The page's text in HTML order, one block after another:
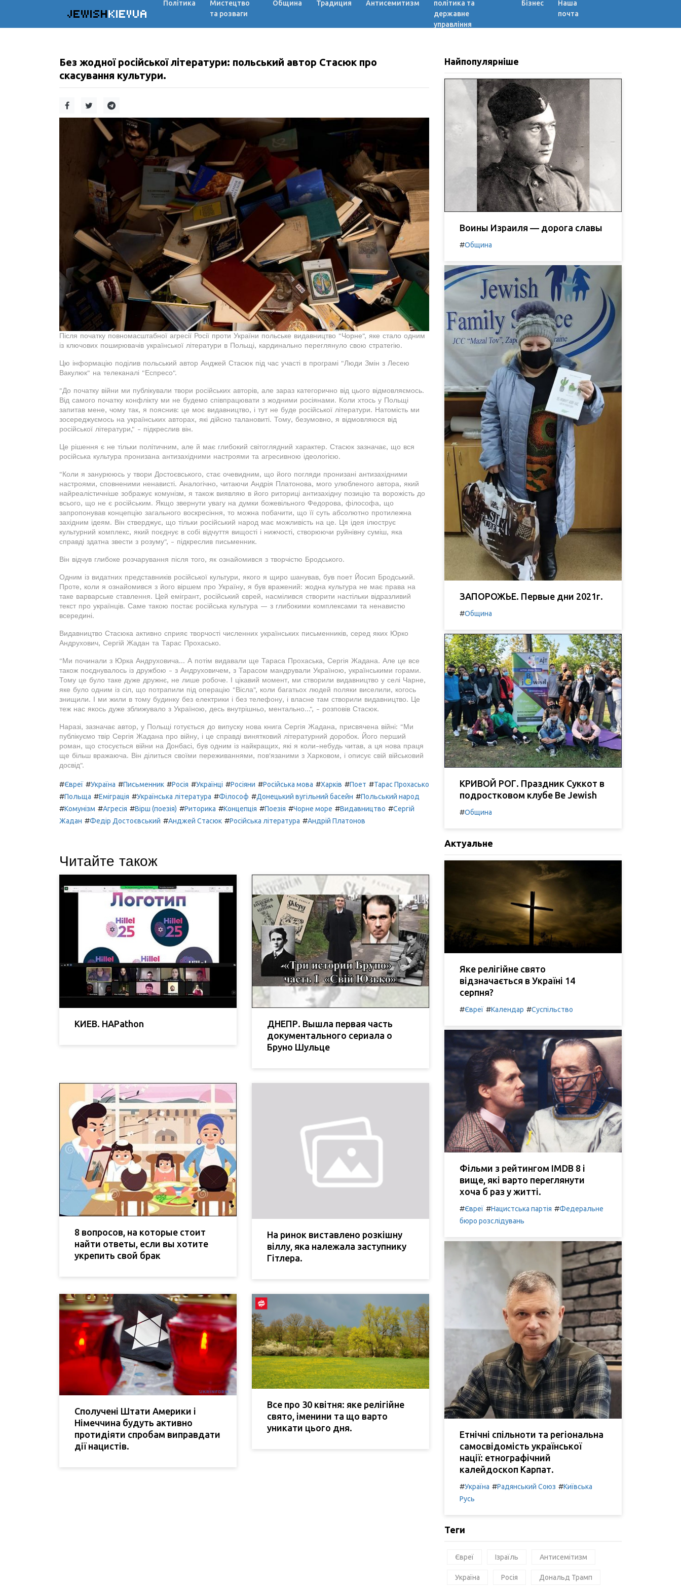
JEWISHKIEVUA
Політика
Мистецтво
та розваги
Община Традиция Антисемитизм
політика та
державне
управління
Бізнес
Наша
почта
Без жодної російської літератури: польський автор Стасюк про
скасування культури.
Після початку повномасштабної агресії Росії проти України польське видавництво "Чорне", яке стало одним
із ключових поширювачів української літератури в Польщі, кардинально переглянуло свою стратегію.
Цю інформацію поділив польський автор Анджей Стасюк під час участі в програмі "Люди Змін з Лесею
Вакулюк" на телеканалі "Еспресо".
"До початку війни ми публікували твори російських авторів, але зараз категорично від цього відмовляємось.
Від самого початку конфлікту ми не будемо співпрацювати з жодними росіянами. Коли хтось у Польщі
запитав мене, чому так, я пояснив: це моє видавництво, і тут не буде російської літератури. Натомість ми
зосереджуємось на українських авторах, які дійсно талановиті. Тому, безумовно, я відмовляюся від
російської літератури," - підкреслив він.
Це рішення є не тільки політичним, але й має глибокий світоглядний характер. Стасюк зазначає, що вся
російська культура пронизана антизахідними настроями та агресивною ідеологією.
"Коли я занурююсь у твори Достоєвського, стає очевидним, що його погляди пронизані антизахідними
настроями, сповненими ненависті. Аналогічно, читаючи Андрія Платонова, мого улюбленого автора, який
найреалістичніше зображує комунізм, я також виявляю в його риториці антизахідну позицію та ворожість до
всього, що не є російським. Якщо звернути увагу на думки божевільного Федорова, філософа, що
запропонував концепцію загального воскресіння, то можна побачити, що її суть абсолютно протилежна
західним ідеям. Він стверджує, що тільки російський народ має можливість на це. Ця ідея ілюструє
культурний комплекс, який поєднує в собі відчуття вищості і нижчості, створюючи руйнівну суміш, яка
справді здатна звести з розуму", - підкреслив письменник.
Він відчув глибоке розчарування після того, як ознайомився з творчістю Бродського.
Одним із видатних представників російської культури, якого я щиро шанував, був поет Йосип Бродський.
Проте, коли я ознайомився з його віршем про Україну, я був вражений: жодна культура не має права на
таке варварське ставлення. Цей емігрант, російський єврей, насмілився створити настільки відразливий
текст про українців. Саме такою постає російська культура — з глибокими комплексами та ненавистю
всередині.
Видавництво Стасюка активно сприяє творчості численних українських письменників, серед яких Юрко
Андрухович, Сергій Жадан та Тарас Прохасько.
"Ми починали з Юрка Андруховича... А потім видавали ще Тараса Прохаська, Сергія Жадана. Але це все
також поєднувалось із дружбою - з Андруховичем, з Тарасом мандрували Україною, українськими горами.
Тому це було таке дуже дружнє, не лише робоче. І цікавий момент, ми створили видавництво у селі Чарне,
яке було одним із сіл, що потрапили під операцію "Вісла", коли багатьох людей поляки виселили, когось
знищили. І ми жили в тому будинку без електрики і без телефону, і власне там створили видавництво. Це
теж нас якось дуже зближувало з Україною, десь внутрішньо, ментально...", - розповів Стасюк.
Наразі, зазначає автор, у Польщі готується до випуску нова книга Сергія Жадана, присвячена війні: "Ми
публікуємо твір Сергія Жадана про війну, і це справді винятковий літературний доробок. Його перший
роман, що стосується війни на Донбасі, був одним із найкращих, які я коли-небудь читав, а ця нова праця
ще більш вражаюча. Він ділиться своїми переживаннями, пов'язаними з Харковом, і описує свій військовий
досвід".
#Євреї #Україна #Письменник #Росія #Українці #Росіяни #Російська мова #Харків #Поет #Тарас Прохасько
#Польща #Еміграція #Українська література #Філософ #Донецький вугільний басейн #Польський народ
#Комунізм #Агресія #Вірш (поезія) #Риторика #Концепція #Поезія #Чорне море #Видавництво #Сергій
Жадан #Федір Достоєвський #Анджей Стасюк #Російська література #Андрій Платонов
Читайте також
КИЕВ. HAPathon
ДНЕПР. Вышла первая часть
документального сериала о
Бруно Шульце
8 вопросов, на которые стоит
найти ответы, если вы хотите
укрепить свой брак
На ринок виставлено розкішну
віллу, яка належала заступнику
Гітлера.
Сполучені Штати Америки і
Німеччина будуть активно
протидіяти спробам виправдати
дії нацистів.
Все про 30 квітня: яке релігійне
свято, іменини та що варто
уникати цього дня.
Найпопулярніше
Воины Израиля — дорога славы
#Община
ЗАПОРОЖЬЕ. Первые дни 2021г.
#Община
КРИВОЙ РОГ. Праздник Суккот в
подростковом клубе Be Jewish
#Община
Актуальне
Яке релігійне свято
відзначається в Україні 14
серпня?
#Євреї #Календар #Суспільство
Фільми з рейтингом IMDB 8 і
вище, які варто переглянути
хоча б раз у житті.
#Євреї #Нацистська партія #Федеральне
бюро розслідувань
Етнічні спільноти та регіональна
самосвідомість української
нації: етнографічний
калейдоскоп Карпат.
#Україна #Радянський Союз #Київська
Русь
Теги
Євреї Ізраїль Антисемітизм
Україна Росія Дональд Трамп